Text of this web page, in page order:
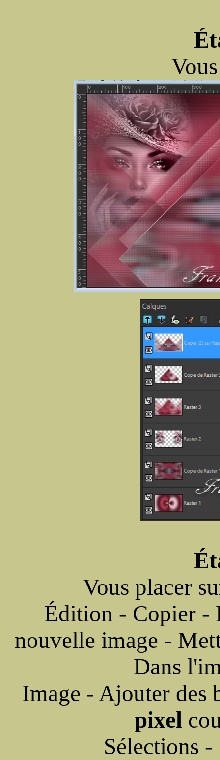
Vous placer
Édition - Copier -
nouvelle image -
Dans
Image - Ajouter des
pixel
Sélections